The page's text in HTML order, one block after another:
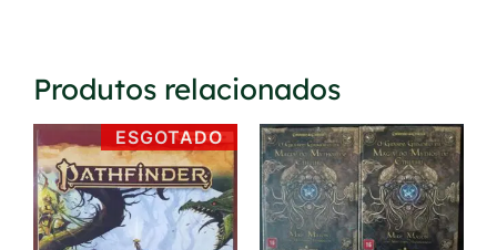
Produtos relacionados
ESGOTADO